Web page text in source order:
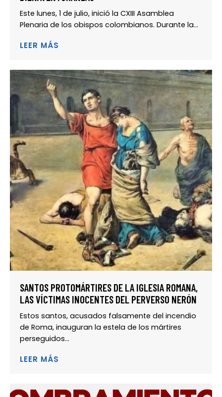
Este lunes, 1 de julio, inició la CXIII Asamblea
Plenaria de los obispos colombianos. Durante la...
LEER MÁS
SANTOS PROTOMÁRTIRES DE LA IGLESIA ROMANA,
LAS VÍCTIMAS INOCENTES DEL PERVERSO NERÓN
Estos santos, acusados falsamente del incendio
de Roma, inauguran la estela de los mártires
perseguidos...
LEER MÁS